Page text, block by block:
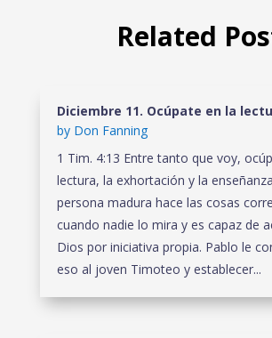
Related
Diciembre 11. Ocúpate en la
by Don Fanning
1 Tim. 4:13 Entre tanto que voy,
lectura, la exhortación y la
persona madura hace las cosas
cuando nadie lo mira y es capaz de
Dios por iniciativa propia. Pablo le
eso al joven Timoteo y establecer...